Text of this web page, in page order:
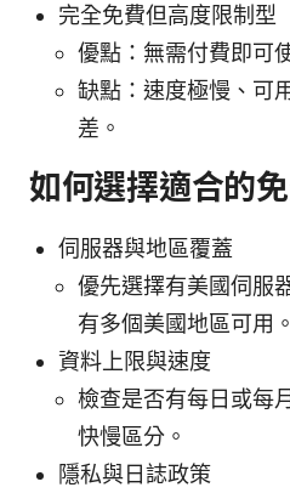
完全免費但高度限制型
優點：無需付費即可
缺點：速度極慢、可
差。
如何選擇適合的
伺服器與地區覆蓋
優先選擇有美國伺服
有多個美國地區可用。
資料上限與速度
檢查是否有每日或每
快慢區分。
隱私與日誌政策